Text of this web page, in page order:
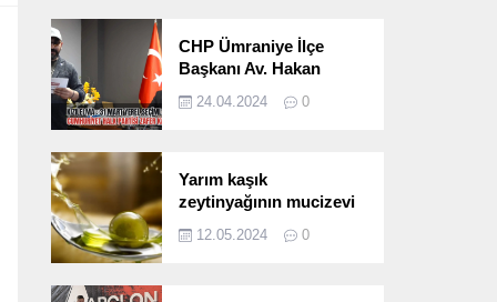
CHP Ümraniye İlçe
Başkanı Av. Hakan
Seçimlerini
24.04.2024 0
Yarım kaşık
zeytinyağının mucizevi
12.05.2024 0